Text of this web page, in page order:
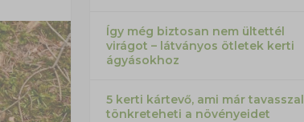
Így még biztosan nem ültettél
virágot – látványos ötletek kerti
ágyásokhoz
5 kerti kártevő, ami már tavasszal
tönkreteheti a növényeidet